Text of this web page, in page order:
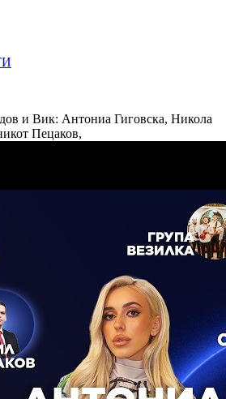
и Вик: Антониа Гиговска, Никола
Пецаков,